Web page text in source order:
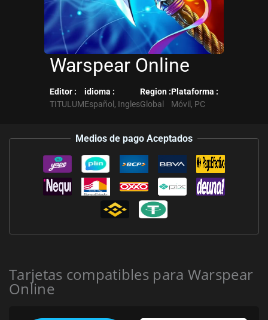
Warspear Online
Editor :
TITULUM
idioma :
Español, Ingles
Region :
Global
Plataforma :
Móvil, PC
Medios de pago Aceptados
Tarjetas compatibles para Warspear
Online